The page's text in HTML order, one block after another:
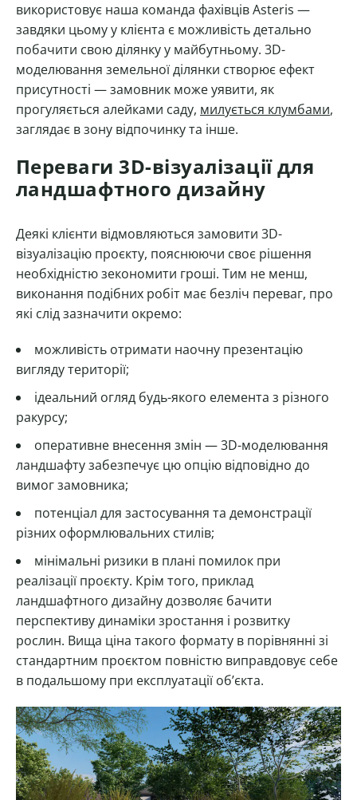
використовує наша команда фахівців Asteris —
завдяки цьому у клієнта є можливість детально
побачити свою ділянку у майбутньому. 3D-
моделювання земельної ділянки створює ефект
присутності — замовник може уявити, як
прогуляється алейками саду, милується клумбами,
заглядає в зону відпочинку та інше.
Переваги 3D-візуалізації для
ландшафтного дизайну
Деякі клієнти відмовляються замовити 3D-
візуалізацію проєкту, пояснюючи своє рішення
необхідністю зекономити гроші. Тим не менш,
виконання подібних робіт має безліч переваг, про
які слід зазначити окремо:
можливість отримати наочну презентацію
вигляду території;
ідеальний огляд будь-якого елемента з різного
ракурсу;
оперативне внесення змін — 3D-моделювання
ландшафту забезпечує цю опцію відповідно до
вимог замовника;
потенціал для застосування та демонстрації
різних оформлювальних стилів;
мінімальні ризики в плані помилок при
реалізації проєкту. Крім того, приклад
ландшафтного дизайну дозволяє бачити
перспективу динаміки зростання і розвитку
рослин. Вища ціна такого формату в порівнянні зі
стандартним проєктом повністю виправдовує себе
в подальшому при експлуатації об’єкта.